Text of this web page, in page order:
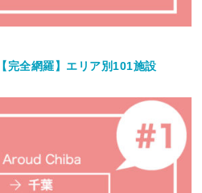
完全網羅】エリア別101施設